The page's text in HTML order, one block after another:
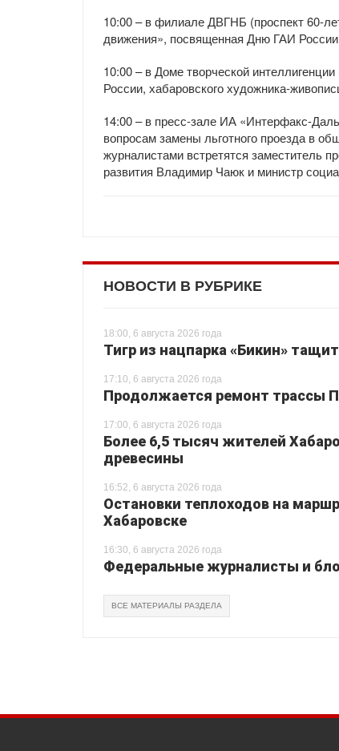
10:00 – в филиале ДВГНБ (проспект 60-
движения», посвященная Дню ГАИ
10:00 – в Доме творческой
России, хабаровского художника-
14:00 – в пресс-зале ИА «Интерфакс-
вопросам замены льготного проезда в
журналистами встретятся заместитель
развития Владимир Чаюк и министр
НОВОСТИ В РУБРИКЕ
18:00, 6 августа 2026 года
Тигр из нацпарка «Бикин»
17:10, 6 августа 2026 года
Продолжается ремонт трассы
17:00, 6 августа 2026 года
Более 6,5 тысяч жителей
древесины
16:52, 6 августа 2026 года
Остановки теплоходов на
Хабаровске
16:30, 6 августа 2026 года
Федеральные журналисты и
ВСЕ МАТЕРИАЛЫ РАЗДЕЛА